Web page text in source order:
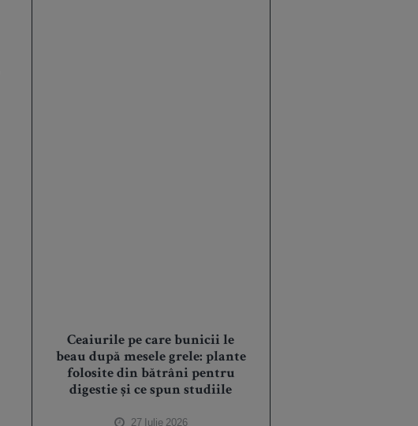
Ceaiurile pe care bunicii le
beau după mesele grele: plante
folosite din bătrâni pentru
digestie și ce spun studiile
27 Iulie 2026